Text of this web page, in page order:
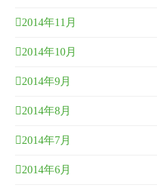
2014年11月
2014年10月
2014年9月
2014年8月
2014年7月
2014年6月